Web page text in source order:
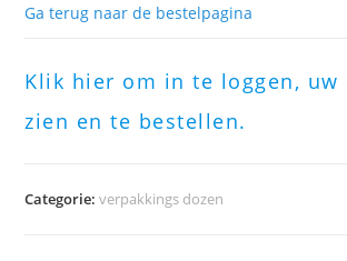
Ga terug naar de bestelpagina
Klik hier om in te loggen,
zien en te bestellen.
Categorie:verpakkings dozen